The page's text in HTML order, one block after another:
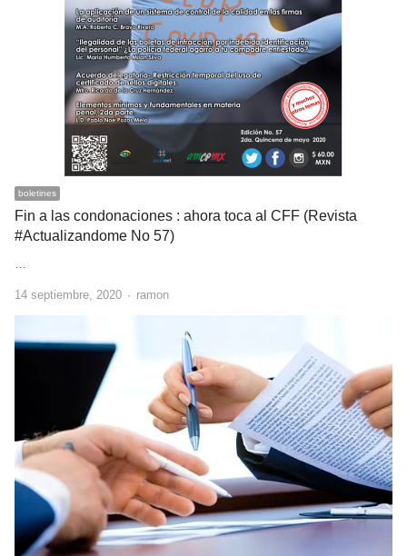
boletines
Fin a las condonaciones : ahora toca al CFF (Revista
#Actualizandome No 57)
…
14 septiembre, 2020 Author
ramon